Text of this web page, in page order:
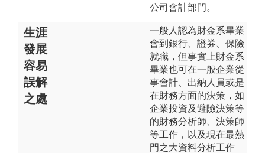
公司會計部門。
生涯
發展
容易
誤解
之處
一般人認為財金系畢業
會到銀行、證券、保險
就職，但事實上財金系
畢業也可在一般企業從
事會計、出納人員或是
在財務方面的決策，如
企業投資及避險決策等
的財務分析師、決策師
等工作，以及現在最熱
門之大資料分析工作